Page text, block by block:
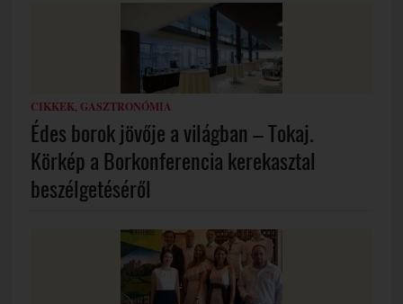
CIKKEK GASZTRONÓMIA
Édes borok jövője a világban – Tokaj.
Körkép a Borkonferencia kerekasztal
beszélgetéséről